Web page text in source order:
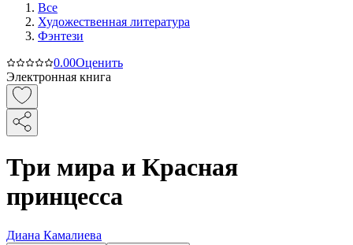
Все
Художественная литература
Фэнтези
0.00Оценить
Электронная книга
Три мира и Красная
принцесса
Диана Камалиева